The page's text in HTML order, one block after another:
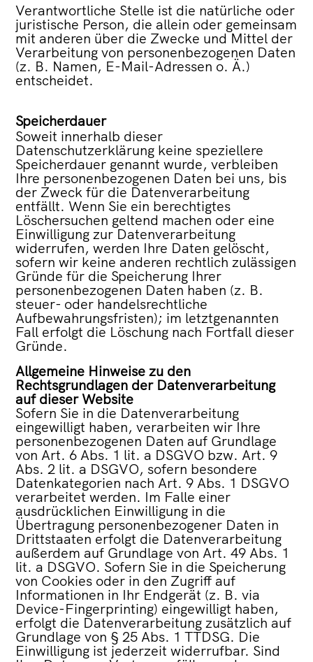
Verantwortliche Stelle ist die natürliche oder
juristische Person, die allein oder gemeinsam
mit anderen über die Zwecke und Mittel der
Verarbeitung von personenbezogenen Daten
(z. B. Namen, E-Mail-Adressen o. Ä.)
entscheidet.
Speicherdauer
Soweit innerhalb dieser
Datenschutzerklärung keine speziellere
Speicherdauer genannt wurde, verbleiben
Ihre personenbezogenen Daten bei uns, bis
der Zweck für die Datenverarbeitung
entfällt. Wenn Sie ein berechtigtes
Löschersuchen geltend machen oder eine
Einwilligung zur Datenverarbeitung
widerrufen, werden Ihre Daten gelöscht,
sofern wir keine anderen rechtlich zulässigen
Gründe für die Speicherung Ihrer
personenbezogenen Daten haben (z. B.
steuer- oder handelsrechtliche
Aufbewahrungsfristen); im letztgenannten
Fall erfolgt die Löschung nach Fortfall dieser
Gründe.
Allgemeine Hinweise zu den
Rechtsgrundlagen der Datenverarbeitung
auf dieser Website
Sofern Sie in die Datenverarbeitung
eingewilligt haben, verarbeiten wir Ihre
personenbezogenen Daten auf Grundlage
von Art. 6 Abs. 1 lit. a DSGVO bzw. Art. 9
Abs. 2 lit. a DSGVO, sofern besondere
Datenkategorien nach Art. 9 Abs. 1 DSGVO
verarbeitet werden. Im Falle einer
ausdrücklichen Einwilligung in die
Übertragung personenbezogener Daten in
Drittstaaten erfolgt die Datenverarbeitung
außerdem auf Grundlage von Art. 49 Abs. 1
lit. a DSGVO. Sofern Sie in die Speicherung
von Cookies oder in den Zugriff auf
Informationen in Ihr Endgerät (z. B. via
Device-Fingerprinting) eingewilligt haben,
erfolgt die Datenverarbeitung zusätzlich auf
Grundlage von § 25 Abs. 1 TTDSG. Die
Einwilligung ist jederzeit widerrufbar. Sind